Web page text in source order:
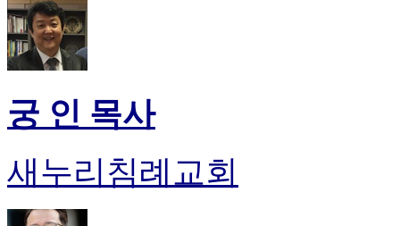
궁 인 목사
새누리침례교회